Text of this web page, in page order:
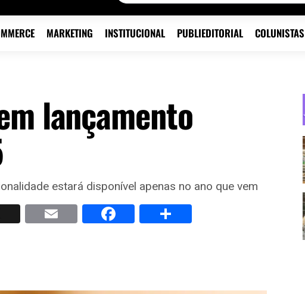
MARKETING INSTITUCIONAL PUBLIEDITORIAL COLUNISTAS
lançamento
estará disponível apenas no ano que vem
X Email Facebook